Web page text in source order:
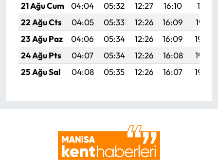
21 Ağu Cum
04:04 05:32 12:27 16:10
19:11
22 Ağu Cts
04:05 05:33 12:26 16:09
19:10
23 Ağu Paz
04:06 05:34 12:26 16:09
19:09
24 Ağu Pts
04:07 05:34 12:26 16:08
19:07
25 Ağu Sal
04:08 05:35 12:26 16:07 19:06